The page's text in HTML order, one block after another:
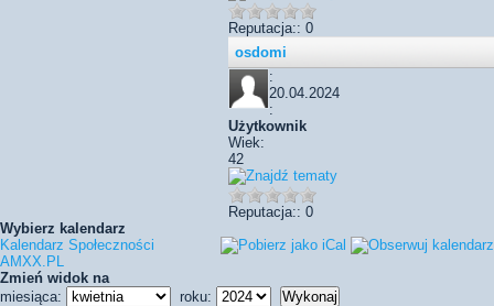
Reputacja:: 0
osdomi
:
20.04.2024
:
Użytkownik
Wiek:
42
Reputacja:: 0
Wybierz kalendarz
Kalendarz Społeczności
AMXX.PL
Zmień widok na
miesiąca:
roku: